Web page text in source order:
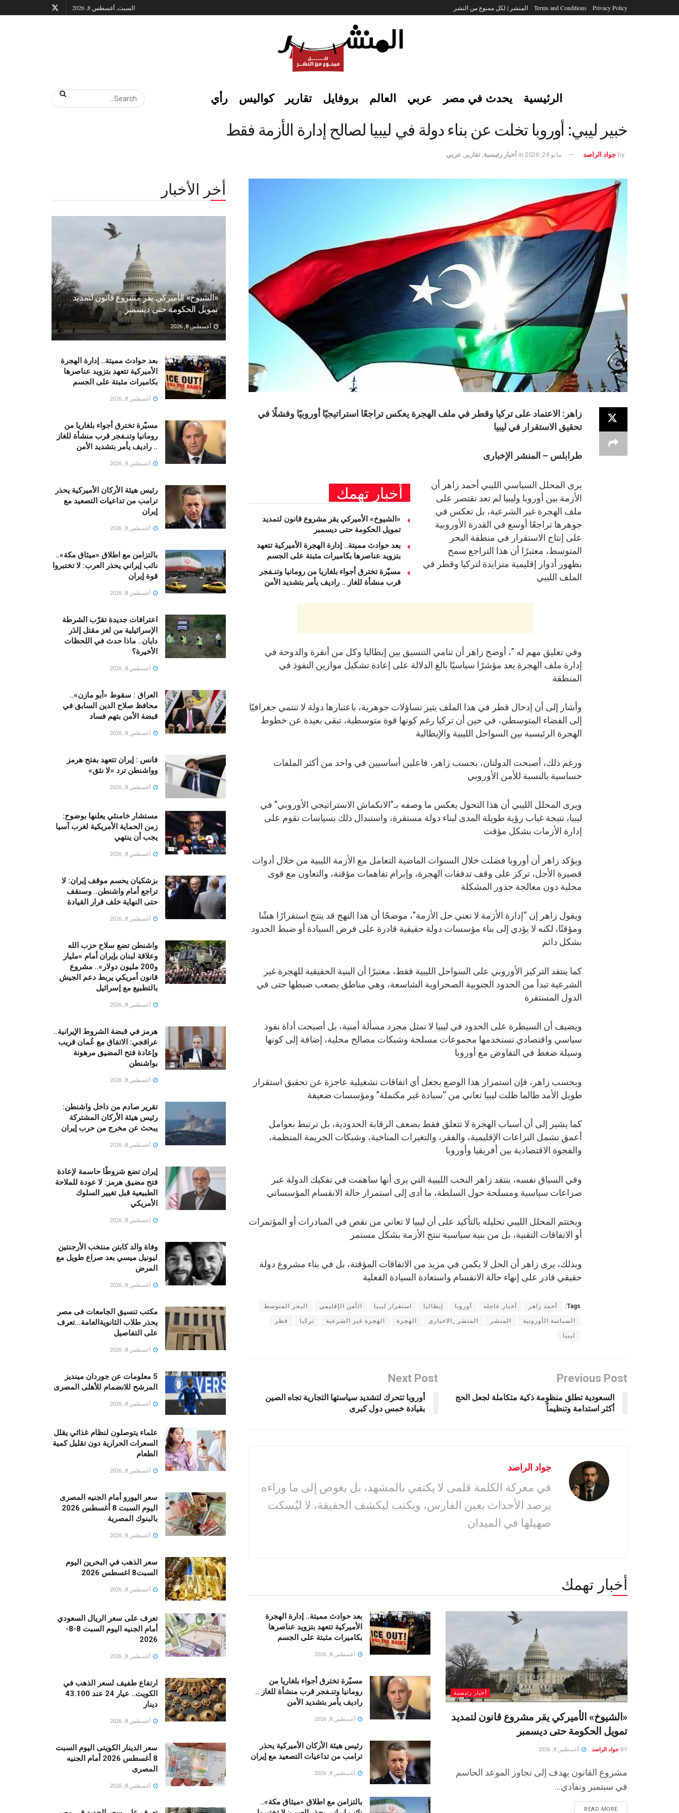
Privacy Policy
Terms and Conditions المنشر | لكل ممنوع من النشر السبت, أغسطس 8, 2026
الرئيسية يحدث في مصر عربي العالم بروفايل تقارير كواليس رأي
خبير ليبي: أوروبا تخلت عن بناء دولة في ليبيا لصالح إدارة الأزمة فقط
by جواد الراصد مايو 24, 2026 in أخبار رئيسية تقارير عربي
زاهر: الاعتماد على تركيا وقطر في ملف الهجرة يعكس تراجعًا استراتيجيًا أوروبيًا وفشلًا في
تحقيق الاستقرار في ليبيا
طرابلس – المنشر الإخبارى
أخبار تهمك
«الشيوخ» الأميركي يقر مشروع قانون لتمديد
تمويل الحكومة حتى ديسمبر
بعد حوادث مميتة.. إدارة الهجرة الأميركية تتعهد
بتزويد عناصرها بكاميرات مثبتة على الجسم
مسيّرة تخترق أجواء بلغاريا من رومانيا وتنـفجر
قرب منشأة للغاز .. راديف يأمر بتشديد الأمن
يرى المحلل السياسي الليبي أحمد زاهر أن
الأزمة بين أوروبا وليبيا لم تعد تقتصر على
ملف الهجرة غير الشرعية، بل تعكس في
جوهرها تراجعًا أوسع في القدرة الأوروبية
على إنتاج الاستقرار في منطقة البحر
المتوسط، معتبرًا أن هذا التراجع سمح
بظهور أدوار إقليمية متزايدة لتركيا وقطر في
الملف الليبي
وفي تعليق مهم له ”، أوضح زاهر أن تنامي التنسيق بين إيطاليا وكل من أنقرة والدوحة في
إدارة ملف الهجرة يعد مؤشرًا سياسيًا بالغ الدلالة على إعادة تشكيل موازين النفوذ في
المنطقة
وأشار إلى أن إدخال قطر في هذا الملف يثير تساؤلات جوهرية، باعتبارها دولة لا تنتمي جغرافيًا
إلى الفضاء المتوسطي، في حين أن تركيا رغم كونها قوة متوسطية، تبقى بعيدة عن خطوط
الهجرة الرئيسية بين السواحل الليبية والإيطالية
ورغم ذلك، أصبحت الدولتان، بحسب زاهر، فاعلين أساسيين في واحد من أكثر الملفات
حساسية بالنسبة للأمن الأوروبي
ويرى المحلل الليبي أن هذا التحول يعكس ما وصفه بـ”الانكماش الاستراتيجي الأوروبي” في
ليبيا، نتيجة غياب رؤية طويلة المدى لبناء دولة مستقرة، واستبدال ذلك بسياسات تقوم على
إدارة الأزمات بشكل مؤقت
ويؤكد زاهر أن أوروبا فضلت خلال السنوات الماضية التعامل مع الأزمة الليبية من خلال أدوات
قصيرة الأجل، تركز على وقف تدفقات الهجرة، وإبرام تفاهمات مؤقتة، والتعاون مع قوى
محلية دون معالجة جذور المشكلة
ويقول زاهر إن “إدارة الأزمة لا تعني حل الأزمة”، موضحًا أن هذا النهج قد ينتج استقرارًا هشًا
ومؤقتًا، لكنه لا يؤدي إلى بناء مؤسسات دولة حقيقية قادرة على فرض السيادة أو ضبط الحدود
بشكل دائم
كما ينتقد التركيز الأوروبي على السواحل الليبية فقط، معتبرًا أن البنية الحقيقية للهجرة غير
الشرعية تبدأ من الحدود الجنوبية الصحراوية الشاسعة، وهي مناطق يصعب ضبطها حتى في
الدول المستقرة
ويضيف أن السيطرة على الحدود في ليبيا لا تمثل مجرد مسألة أمنية، بل أصبحت أداة نفوذ
سياسي واقتصادي تستخدمها مجموعات مسلحة وشبكات مصالح محلية، إضافة إلى كونها
وسيلة ضغط في التفاوض مع أوروبا
وبحسب زاهر، فإن استمرار هذا الوضع يجعل أي اتفاقات تشغيلية عاجزة عن تحقيق استقرار
طويل الأمد طالما ظلت ليبيا تعاني من “سيادة غير مكتملة” ومؤسسات ضعيفة
كما يشير إلى أن أسباب الهجرة لا تتعلق فقط بضعف الرقابة الحدودية، بل ترتبط بعوامل
أعمق تشمل النزاعات الإقليمية، والفقر، والتغيرات المناخية، وشبكات الجريمة المنظمة،
والفجوة الاقتصادية بين أفريقيا وأوروبا
وفي السياق نفسه، ينتقد زاهر النخب الليبية التي يرى أنها ساهمت في تفكيك الدولة عبر
صراعات سياسية ومسلحة حول السلطة، ما أدى إلى استمرار حالة الانقسام المؤسساتي
ويختتم المحلل الليبي تحليله بالتأكيد على أن ليبيا لا تعاني من نقص في المبادرات أو المؤتمرات
أو الاتفاقات التقنية، بل من بنية سياسية تنتج الأزمة بشكل مستمر
وبذلك، يرى زاهر أن الحل لا يكمن في مزيد من الاتفاقات المؤقتة، بل في بناء مشروع دولة
حقيقي قادر على إنهاء حالة الانقسام واستعادة السيادة الفعلية
Tags: أحمد زاهر أخبار عاجله أوروبا إيطاليا استقرار ليبيا الأمن الإقليمي البحر المتوسط
السياسة الأوروبية المنشر المنشر _الاخبارى الهجرة الهجرة غير الشرعية تركيا قطر
ليبيا
Previous Post
السعودية تطلق منظومة ذكية متكاملة لجعل الحج
أكثر استدامة وتنظيماً
Next Post
أوروبا تتحرك لتشديد سياستها التجارية تجاه الصين
بقيادة خمس دول كبرى
جواد الراصد
في معركة الكلمة قلمى لا يكتفي بالمشهد، بل يغوص إلى ما وراءه
يرصد الأحداث بعين الفارس، ويكتب ليكشف الحقيقة، لا ليُسكت
صهيلها في الميدان
أخبار تهمك
أخبار رئيسية
«الشيوخ» الأميركي يقر مشروع قانون لتمديد
تمويل الحكومة حتى ديسمبر
BY جواد الراصد أغسطس 8, 2026
مشروع القانون يهدف إلى تجاوز الموعد الحاسم
في سبتمبر وتفادي...
READ MORE
بعد حوادث مميتة.. إدارة الهجرة
الأميركية تتعهد بتزويد عناصرها
بكاميرات مثبتة على الجسم
أغسطس 8, 2026
مسيّرة تخترق أجواء بلغاريا من
رومانيا وتنـفجر قرب منشأة للغاز ..
راديف يأمر بتشديد الأمن
أغسطس 8, 2026
رئيس هيئة الأركان الأميركية يحذر
ترامب من تداعيات التصعيد مع إيران
أغسطس 8, 2026
بالتزامن مع اطلاق «ميثاق مكة»..
أخر الأخبار
«الشيوخ» الأميركي يقر مشروع قانون لتمديد
تمويل الحكومة حتى ديسمبر
أغسطس 8, 2026
بعد حوادث مميتة.. إدارة الهجرة
الأميركية تتعهد بتزويد عناصرها
بكاميرات مثبتة على الجسم
أغسطس 8, 2026
مسيّرة تخترق أجواء بلغاريا من
رومانيا وتنـفجر قرب منشأة للغاز
.. راديف يأمر بتشديد الأمن
أغسطس 8, 2026
رئيس هيئة الأركان الأميركية يحذر
ترامب من تداعيات التصعيد مع
إيران
أغسطس 8, 2026
بالتزامن مع اطلاق «ميثاق مكة»..
نائب إيراني يحذر العرب: لا تختبروا
قوة إيران
أغسطس 8, 2026
اعترافات جديدة تقرّب الشرطة
الإسرائيلية من لغز مقتل إلدَر
دايان.. ماذا حدث في اللحظات
الأخيرة؟
أغسطس 8, 2026
العراق : سقوط «أبو مازن»..
محافظ صلاح الدين السابق في
قبضة الأمن بتهم فساد
أغسطس 8, 2026
فانس : إيران تتعهد بفتح هرمز
وواشنطن ترد «لا نثق»
أغسطس 8, 2026
مستشار خامنئي يعلنها بوضوح:
زمن الحماية الأمريكية لغرب آسيا
يجب أن ينتهي
أغسطس 8, 2026
بزشكيان يحسم موقف إيران: لا
تراجع أمام واشنطن.. وسنقف
حتى النهاية خلف قرار القيادة
أغسطس 8, 2026
واشنطن تضع سلاح حزب الله
وعلاقة لبنان بإيران أمام «مليار
و200 مليون دولار».. مشروع
قانون أمريكي يربط دعم الجيش
بالتطبيع مع إسرائيل
أغسطس 8, 2026
هرمز في قبضة الشروط الإيرانية..
عراقجي: الاتفاق مع عُمان قريب
وإعادة فتح المضيق مرهونة
بواشنطن
أغسطس 8, 2026
تقرير صادم من داخل واشنطن:
رئيس هيئة الأركان المشتركة
يبحث عن مخرج من حرب إيران
أغسطس 8, 2026
إيران تضع شروطًا حاسمة لإعادة
فتح مضيق هرمز: لا عودة للملاحة
الطبيعية قبل تغيير السلوك
الأمريكي
أغسطس 8, 2026
وفاة والد كابتن منتخب الأرجنتين
ليونيل ميسي بعد صراع طويل مع
المرض
أغسطس 8, 2026
مكتب تنسيق الجامعات فى مصر
يحذر طلاب الثانويةالعامة…تعرف
على التفاصيل
أغسطس 8, 2026
5 معلومات عن جوردان مينديز
المرشح للانضمام للأهلى المصرى
أغسطس 8, 2026
علماء يتوصلون لنظام غذائي يقلل
السعرات الحرارية دون تقليل كمية
الطعام
أغسطس 8, 2026
سعر اليورو أمام الجنيه المصرى
اليوم السبت 8 أغسطس 2026
بالبنوك المصرية
أغسطس 8, 2026
سعر الذهب في البحرين اليوم
السبت8 اغسطس 2026
أغسطس 8, 2026
تعرف على سعر الريال السعودي
أمام الجنيه اليوم السبت 8-8-
2026
أغسطس 8, 2026
ارتفاع طفيف لسعر الذهب في
الكويت.. عيار 24 عند 43.100
دينار
أغسطس 8, 2026
سعر الدينار الكويتى اليوم السبت
8 أغسطس 2026 أمام الجنيه
المصرى
أغسطس 8, 2026